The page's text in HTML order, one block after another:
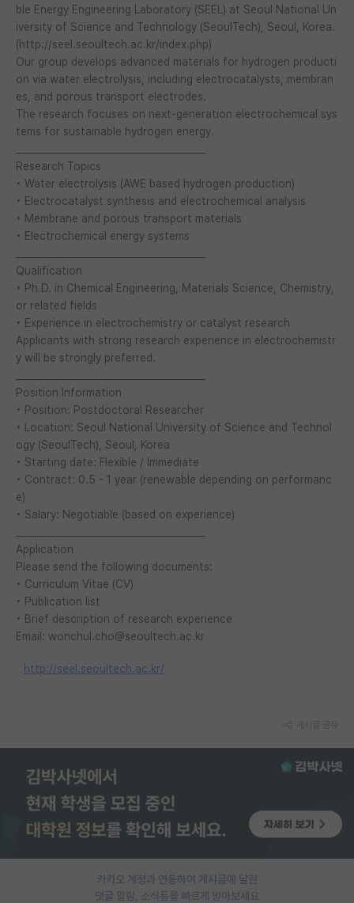
석박사 채용 정보 게시판
임용 정보 게시판
학부 인턴 게시판
취업 게시판
임용 후기 게시판
PI 전용 게시판
인문사회 계열 게시판
반도체/AI 게시판
장학금/장학생 게시판
학술 정보 게시판
홍보 게시판
커리어
유학교육
이벤트
반도체 아카데미
재팬라운지 🌸
ble Energy Engineering Laboratory (SEEL) at Seoul National Un
iversity of Science and Technology (SeoulTech), Seoul, Korea.
(http://seel.seoultech.ac.kr/index.php)
Our group develops advanced materials for hydrogen producti
on via water electrolysis, including electrocatalysts, membran
es, and porous transport electrodes.
The research focuses on next-generation electrochemical sys
tems for sustainable hydrogen energy.
Research Topics
• Water electrolysis (AWE based hydrogen production)
• Electrocatalyst synthesis and electrochemical analysis
• Membrane and porous transport materials
• Electrochemical energy systems
Qualification
• Ph.D. in Chemical Engineering, Materials Science, Chemistry,
or related fields
• Experience in electrochemistry or catalyst research
Applicants with strong research experience in electrochemistr
y will be strongly preferred.
Position Information
• Position: Postdoctoral Researcher
• Location: Seoul National University of Science and Technol
ogy (SeoulTech), Seoul, Korea
• Starting date: Flexible / Immediate
• Contract: 0.5 - 1 year (renewable depending on performanc
e)
• Salary: Negotiable (based on experience)
Application
Please send the following documents:
• Curriculum Vitae (CV)
• Publication list
• Brief description of research experience
Email: wonchul.cho@seoultech.ac.kr
http://seel.seoultech.ac.kr/
카카오 계정과 연동하여 게시글에 달린
댓글 알람, 소식등을 빠르게 받아보세요